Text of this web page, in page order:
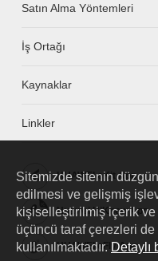
Satın Alma Yöntemleri
İş Ortağı
Kaynaklar
Linkler
HUAWEI eKit App
Huawei HiKnow App
HUAWEI eFly App
Sitemizde sitenin
edilmesi ve gelişmiş
kişiselleştirilmiş içerik ve
üçüncü taraf çerezleri
kullanılmaktadır. Detaylı